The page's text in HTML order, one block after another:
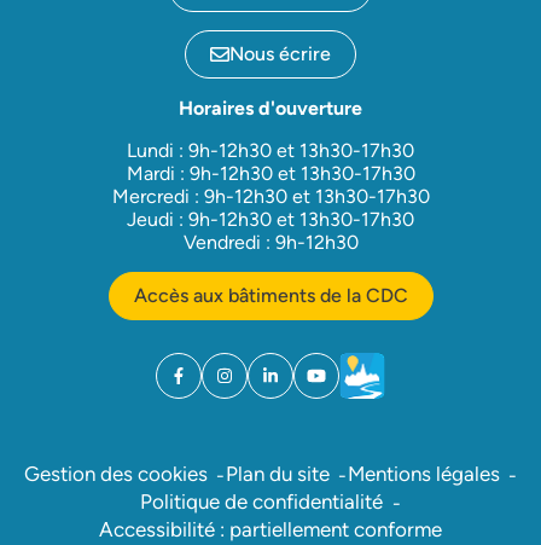
Nous écrire
Horaires d'ouverture
Lundi : 9h-12h30 et 13h30-17h30
Mardi : 9h-12h30 et 13h30-17h30
Mercredi : 9h-12h30 et 13h30-17h30
Jeudi : 9h-12h30 et 13h30-17h30
Vendredi : 9h-12h30
Accès aux bâtiments de la CDC
Facebook
(ouverture dans un nouvel onglet)
Instagram
(ouverture dans un nouvel onglet)
Linkedin
(ouverture dans un nouvel onglet)
YouTube
(ouverture dans un nouvel
Météo
(ouverture dans un
Gestion des cookies Plan du site
Mentions légales
Politique de confidentialité
Accessibilité : partiellement conforme